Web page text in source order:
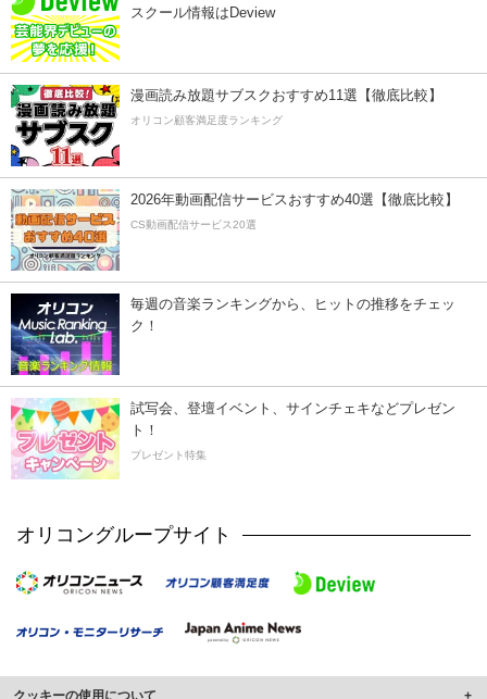
スクール情報はDeview
漫画読み放題サブスクおすすめ11選【徹底比較】
オリコン顧客満足度ランキング
2026年動画配信サービスおすすめ40選【徹底比較】
CS動画配信サービス20選
毎週の音楽ランキングから、ヒットの推移をチェッ
ク！
試写会、登壇イベント、サインチェキなどプレゼン
ト！
プレゼント特集
オリコングループサイト
クッキーの使用について